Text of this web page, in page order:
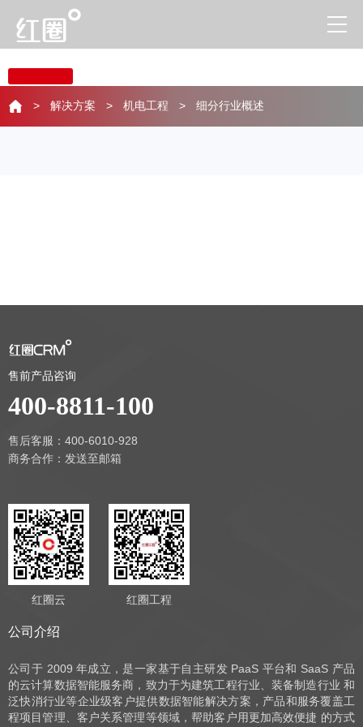
弱电工程是指建筑物和建筑物之间小于等于220V50Hz的交流电传输工程。常用
弱电系统包括电话系统、计算机局域网、广播系统、有线电视信号分配系统、视
频监控系统、火灾报警系统等。弱电工程企业主营业务以通信工程、智能楼宇、
安防、机电工程、电气消防、暖通、城市及道路照明工程、亮化工程等项目为
> 解决方案 > 机电工程 > 细分行业概述
售前产品咨询
400-8811-100
售后客服：400-6010-928
商务合作： 发送至邮箱
红圈云 红圈工程
公司介绍
公司于 2009 年成立，是一家基于自主研发 PaaS 平台和 SaaS 产品
的云计算数据智能服务商，致力于为建筑工程行业、装备制造行业 和
泛快消行业等企业级客户提供数据智能解决方案，产品和服务覆盖工
程项目管理、客户关系管理等领域，帮助客户用更加高效便捷 的方式